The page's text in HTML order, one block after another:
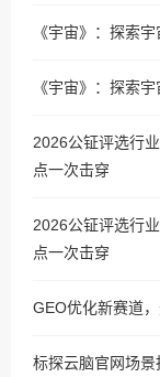
《宇宙》：探索
《宇宙》：探索
2026公钲评选行
点一次击穿
2026公钲评选行
点一次击穿
GEO优化新赛道
标探云脑官网场